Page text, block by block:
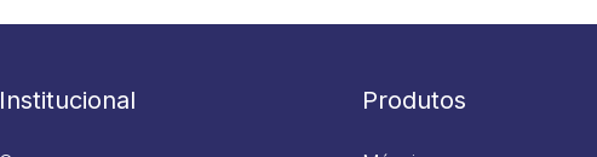
Institucional Produtos